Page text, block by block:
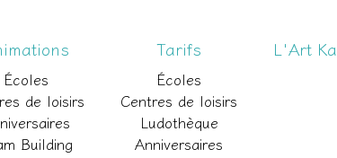
Écoles
de loisirs
Building
Tarifs
Écoles
Centres de loisirs
Ludothèque
Anniversaires
L'Art